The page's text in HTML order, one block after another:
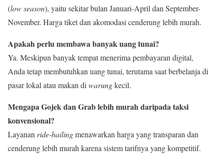
(low season), yaitu sekitar bulan Januari-April dan September-
November. Harga tiket dan akomodasi cenderung lebih murah.
Apakah perlu membawa banyak uang tunai?
Ya. Meskipun banyak tempat menerima pembayaran digital,
Anda tetap membutuhkan uang tunai, terutama saat berbelanja di
pasar lokal atau makan di warungkecil.
Mengapa Gojek dan Grab lebih murah daripada taksi
konvensional?
Layanan ride-hailingmenawarkan harga yang transparan dan
cenderung lebih murah karena sistem tarifnya yang kompetitif.